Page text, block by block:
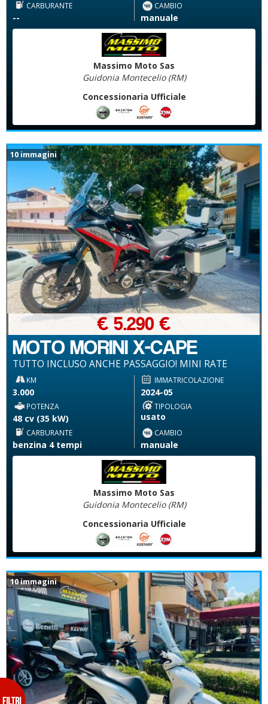
CARBURANTE
--
CAMBIO
manuale
Massimo Moto Sas
Guidonia Montecelio (RM)
Concessionaria Ufficiale
10 immagini
MOTO MORINI X-CAPE
TUTTO INCLUSO ANCHE PASSAGGIO! MINI RATE
€ 5.290 €
KM
3.000
IMMATRICOLAZIONE
2024-05
POTENZA
48 cv (35 kW)
TIPOLOGIA
usato
CARBURANTE
benzina 4 tempi
CAMBIO
manuale
Massimo Moto Sas
Guidonia Montecelio (RM)
Concessionaria Ufficiale
10 immagini